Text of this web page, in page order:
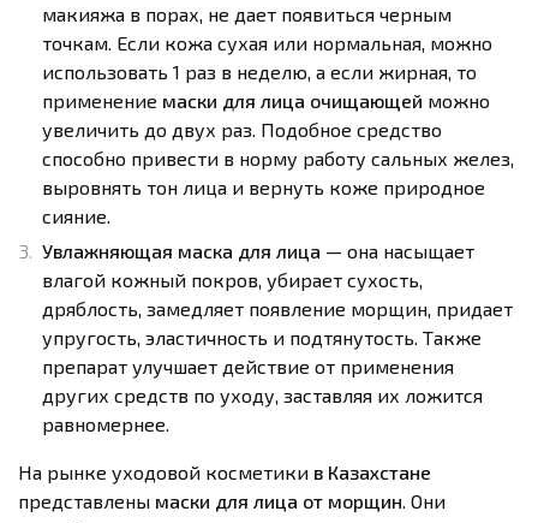
макияжа в порах, не дает появиться черным
точкам. Если кожа сухая или нормальная, можно
использовать 1 раз в неделю, а если жирная, то
применение маски для лица очищающей можно
увеличить до двух раз. Подобное средство
способно привести в норму работу сальных желез,
выровнять тон лица и вернуть коже природное
сияние.
Увлажняющая маска для лица — она насыщает
влагой кожный покров, убирает сухость,
дряблость, замедляет появление морщин, придает
упругость, эластичность и подтянутость. Также
препарат улучшает действие от применения
других средств по уходу, заставляя их ложится
равномернее.
На рынке уходовой косметики в Казахстане
представлены маски для лица от морщин. Они